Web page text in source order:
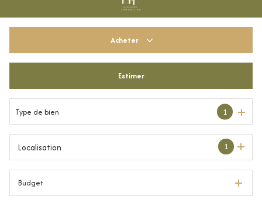
Acheter
Du neuf
De l'immo pro
Estimer
Type de bien 1
1
Localisation
Budget